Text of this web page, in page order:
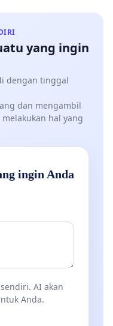
yang ingin
dengan tinggal
dan mengambil
hal yang
ingin Anda
AI akan
Anda.